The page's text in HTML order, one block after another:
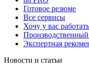
Готовое резюме
Все сервисы
Хочу у вас работать
Производственный
Экспертная
Новости и статьи